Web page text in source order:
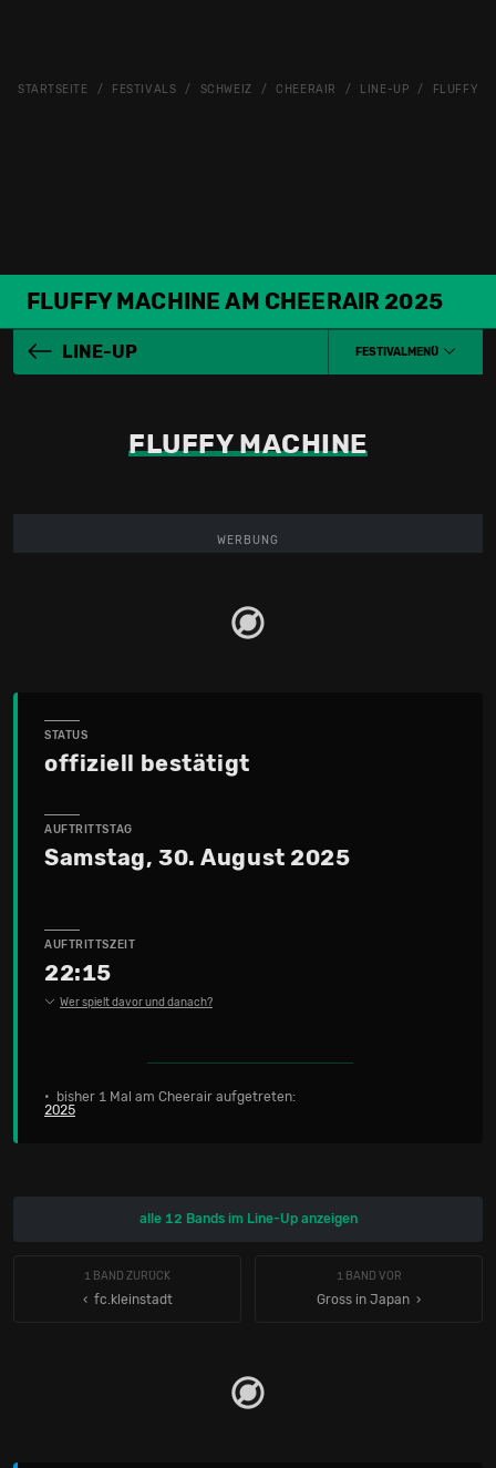
STARTSEITE FESTIVALS SCHWEIZ CHEERAIR LINE-UP FLUFFY
FLUFFY MACHINE AM CHEERAIR 2025
LINE-UP FESTIVALMENÜ
FLUFFY MACHINE
WERBUNG
STATUS
offiziell bestätigt
AUFTRITTSTAG
Samstag, 30. August 2025
AUFTRITTSZEIT
22:15
Wer spielt davor und danach?
• bisher 1 Mal am Cheerair aufgetreten:
2025
alle 12 Bands im Line-Up anzeigen
1 BAND ZURÜCK
‹ fc.kleinstadt
1 BAND VOR
Gross in Japan